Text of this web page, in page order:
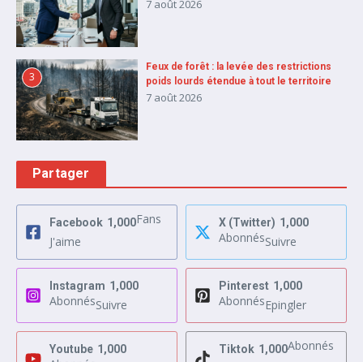
7 août 2026
3
Feux de forêt : la levée des restrictions
poids lourds étendue à tout le territoire
7 août 2026
Partager
Facebook 1,000Fans
J'aime
X (Twitter) 1,000
AbonnésSuivre
Instagram 1,000
AbonnésSuivre
Pinterest 1,000
AbonnésEpingler
Youtube 1,000 Tiktok 1,000Abonnés